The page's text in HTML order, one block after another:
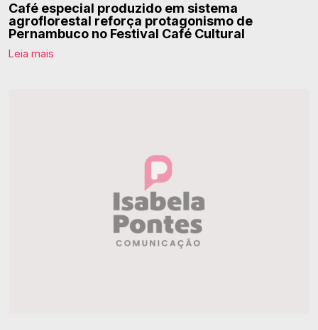
Café especial produzido em sistema
agroflorestal reforça protagonismo de
Pernambuco no Festival Café Cultural
Leia mais